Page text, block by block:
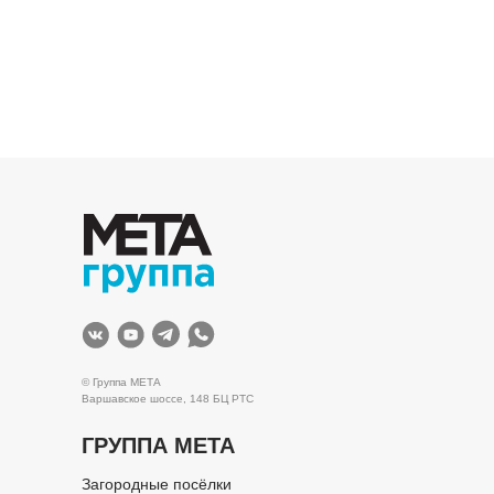
© Группа МЕТА
Варшавское шоссе, 148 БЦ РТС
ГРУППА МЕТА
Загородные посёлки